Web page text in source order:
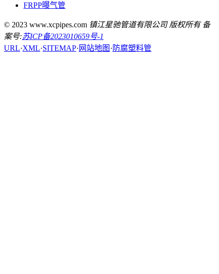
FRPP曝气管
© 2023 www.xcpipes.com 镇江星驰管道有限公司 版权所有 备
案号:苏ICP备2023010659号-1
URL·XML·SITEMAP· 网站地图 · 防腐塑料管